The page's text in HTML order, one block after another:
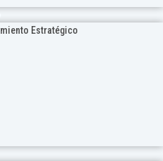
Estratégico